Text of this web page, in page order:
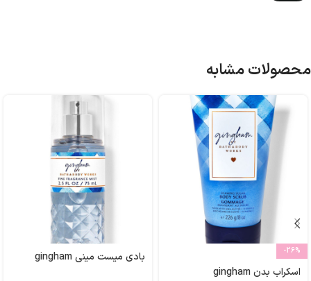
محصولات مشابه
-26%
اسکراب بدن gingham
بادی میست مینی gingham